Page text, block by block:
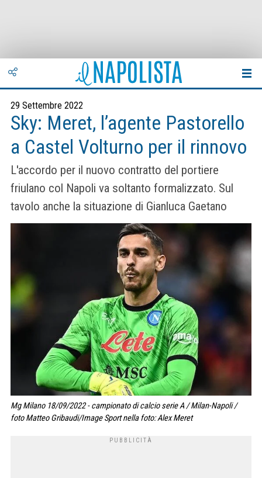
29 Settembre 2022
Sky: Meret, l’agente Pastorello
a Castel Volturno per il rinnovo
L'accordo per il nuovo contratto del portiere
friulano col Napoli va soltanto formalizzato. Sul
tavolo anche la situazione di Gianluca Gaetano
Mg Milano 18/09/2022 - campionato di calcio serie A / Milan-Napoli /
foto Matteo Gribaudi/Image Sport nella foto: Alex Meret